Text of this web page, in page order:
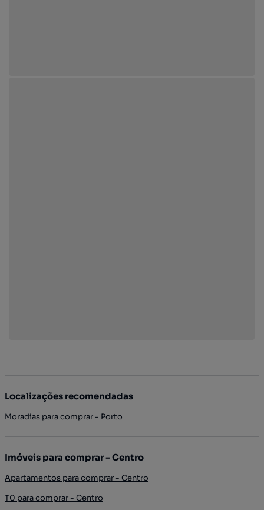
Localizações recomendadas
Moradias para comprar - Porto
Imóveis para comprar - Centro
Apartamentos para comprar - Centro
T0 para comprar - Centro